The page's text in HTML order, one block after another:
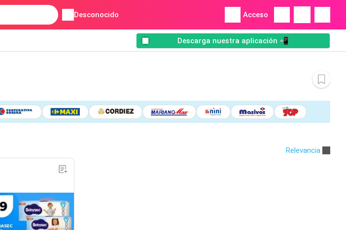
Desconocido Acceso
Descarga nuestra aplicación 📲
Relevancia